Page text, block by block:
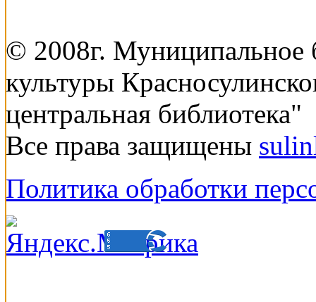
© 2008г. Муниципальное
культуры
центральная библиотека"
Все права защищены
Политика обработки